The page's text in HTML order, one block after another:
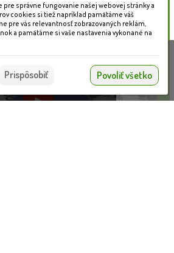
cookies, ktoré nám
Používaním našich
s používaním súborov
Súhlasím
správne fungovanie našej webovej stránky a
cookies si tiež napríklad pamätáme váš
pre vás relevantnosť zobrazovaných reklám,
a pamätáme si vaše nastavenia vykonané na
Prispôsobiť Povoliť všetko